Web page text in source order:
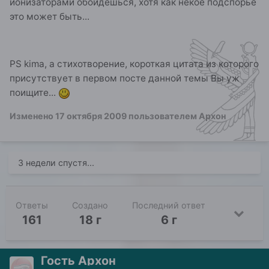
это может быть...
PS kima, а стихотворение, короткая цитата из которого
присутствует в первом посте данной темы Вы уж
поищите...
Изменено 17 октября 2009 пользователем Архон
3 недели спустя...
Ответы
161
Создано
18 г
Последний ответ
6 г
Гость Архон